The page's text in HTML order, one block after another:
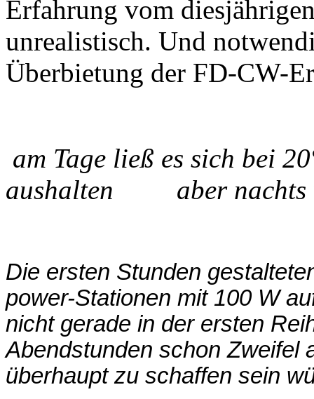
Erfahrung vom
unrealistisch. Und
Überbietung der FD-CW-
am Tage ließ es sich bei
aushalten aber nachts
Die ersten Stunden
power-Stationen mit 100 W
nicht gerade in der ersten
Abendstunden schon Zweifel
überhaupt zu schaffen sein